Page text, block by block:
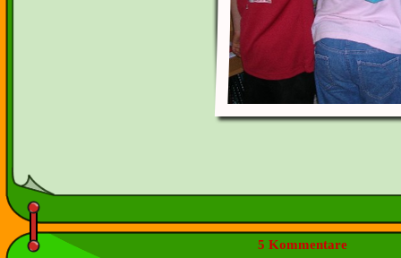
5 Kommentare